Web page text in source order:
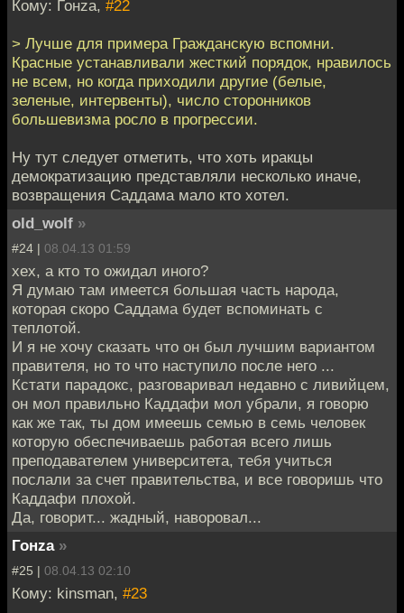
Кому: Гонzа, #22
> Лучше для примера Гражданскую вспомни.
Красные устанавливали жесткий порядок, нравилось
не всем, но когда приходили другие (белые,
зеленые, интервенты), число сторонников
большевизма росло в прогрессии.
Ну тут следует отметить, что хоть иракцы
демократизацию представляли несколько иначе,
возвращения Саддама мало кто хотел.
old_wolf »
#24 | 08.04.13 01:59
хех, а кто то ожидал иного?
Я думаю там имеется большая часть народа,
которая скоро Саддама будет вспоминать с
теплотой.
И я не хочу сказать что он был лучшим вариантом
правителя, но то что наступило после него ...
Кстати парадокс, разговаривал недавно с ливийцем,
он мол правильно Каддафи мол убрали, я говорю
как же так, ты дом имеешь семью в семь человек
которую обеспечиваешь работая всего лишь
преподавателем университета, тебя учиться
послали за счет правительства, и все говоришь что
Каддафи плохой.
Да, говорит... жадный, наворовал...
Гонzа »
#25 | 08.04.13 02:10
Кому: kinsman, #23